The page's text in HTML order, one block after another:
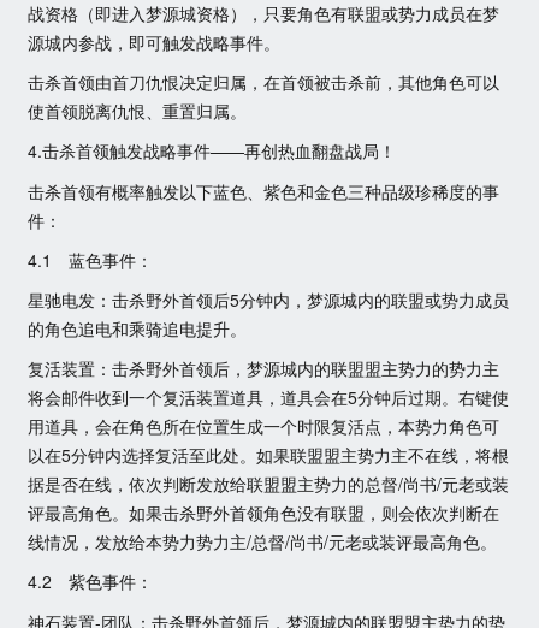
战资格（即进入梦源城资格），只要角色有联盟或势力成员在梦
源城内参战，即可触发战略事件。
击杀首领由首刀仇恨决定归属，在首领被击杀前，其他角色可以
使首领脱离仇恨、重置归属。
4.击杀首领触发战略事件——再创热血翻盘战局！
击杀首领有概率触发以下蓝色、紫色和金色三种品级珍稀度的事
件：
4.1　蓝色事件：
星驰电发：击杀野外首领后5分钟内，梦源城内的联盟或势力成员
的角色追电和乘骑追电提升。
复活装置：击杀野外首领后，梦源城内的联盟盟主势力的势力主
将会邮件收到一个复活装置道具，道具会在5分钟后过期。右键使
用道具，会在角色所在位置生成一个时限复活点，本势力角色可
以在5分钟内选择复活至此处。如果联盟盟主势力主不在线，将根
据是否在线，依次判断发放给联盟盟主势力的总督/尚书/元老或装
评最高角色。如果击杀野外首领角色没有联盟，则会依次判断在
线情况，发放给本势力势力主/总督/尚书/元老或装评最高角色。
4.2　紫色事件：
神石装置-团队：击杀野外首领后，梦源城内的联盟盟主势力的势